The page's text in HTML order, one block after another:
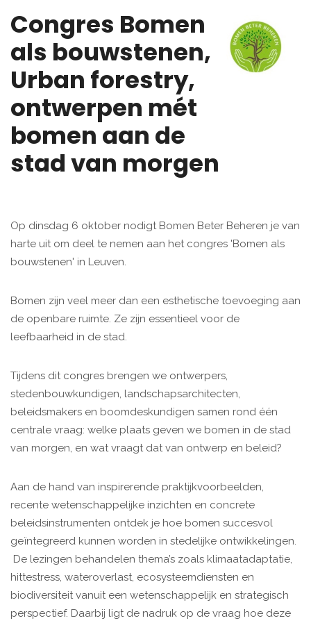
Congres Bomen
als bouwstenen,
Urban forestry,
ontwerpen mét
bomen aan de
stad van morgen
Op dinsdag 6 oktober nodigt Bomen Beter Beheren je van
harte uit om deel te nemen aan het congres 'Bomen als
bouwstenen' in Leuven.
Bomen zijn veel meer dan een esthetische toevoeging aan
de openbare ruimte. Ze zijn essentieel voor de
leefbaarheid in de stad.
Tijdens dit congres brengen we ontwerpers,
stedenbouwkundigen, landschapsarchitecten,
beleidsmakers en boomdeskundigen samen rond één
centrale vraag: welke plaats geven we bomen in de stad
van morgen, en wat vraagt dat van ontwerp en beleid?
Aan de hand van inspirerende praktijkvoorbeelden,
recente wetenschappelijke inzichten en concrete
beleidsinstrumenten ontdek je hoe bomen succesvol
geïntegreerd kunnen worden in stedelijke ontwikkelingen.
De lezingen behandelen thema’s zoals klimaatadaptatie,
hittestress, wateroverlast, ecosysteemdiensten en
biodiversiteit vanuit een wetenschappelijk en strategisch
perspectief. Daarbij ligt de nadruk op de vraag hoe deze